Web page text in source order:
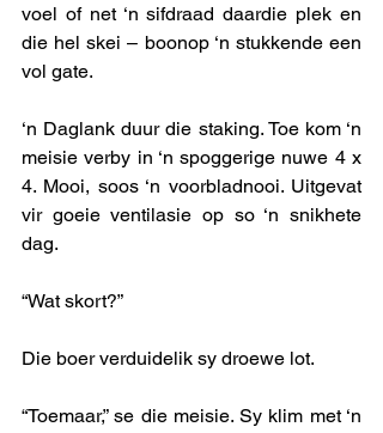
voel of net ‘n sifdraad daardie plek en
die hel skei – boonop ‘n stukkende een
vol gate.
‘n Daglank duur die staking. Toe kom ‘n
meisie verby in ‘n spoggerige nuwe 4 x
4. Mooi, soos ‘n voorbladnooi. Uitgevat
vir goeie ventilasie op so ‘n snikhete
dag.
“Wat skort?”
Die boer verduidelik sy droewe lot.
“Toemaar,” se die meisie. Sy klim met ‘n